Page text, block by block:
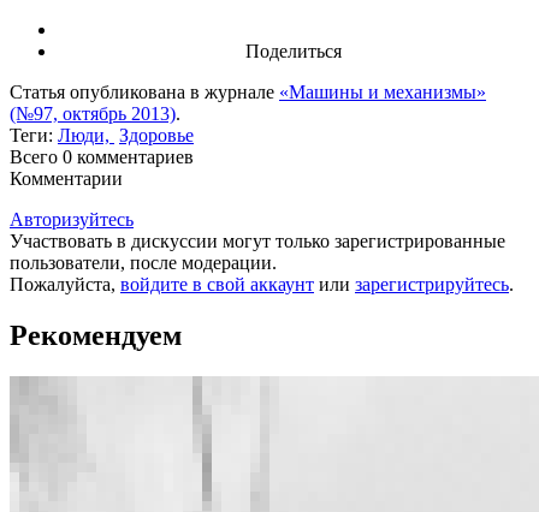
Поделиться
Статья опубликована в журнале «Машины и механизмы»
(№97, октябрь 2013).
Теги: Люди, Здоровье
Всего 0 комментариев
Комментарии
Авторизуйтесь
Участвовать в дискуссии могут только зарегистрированные
пользователи, после модерации.
Пожалуйста, войдите в свой аккаунт или зарегистрируйтесь.
Рекомендуем